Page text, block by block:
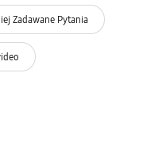
Zadawane Pytania